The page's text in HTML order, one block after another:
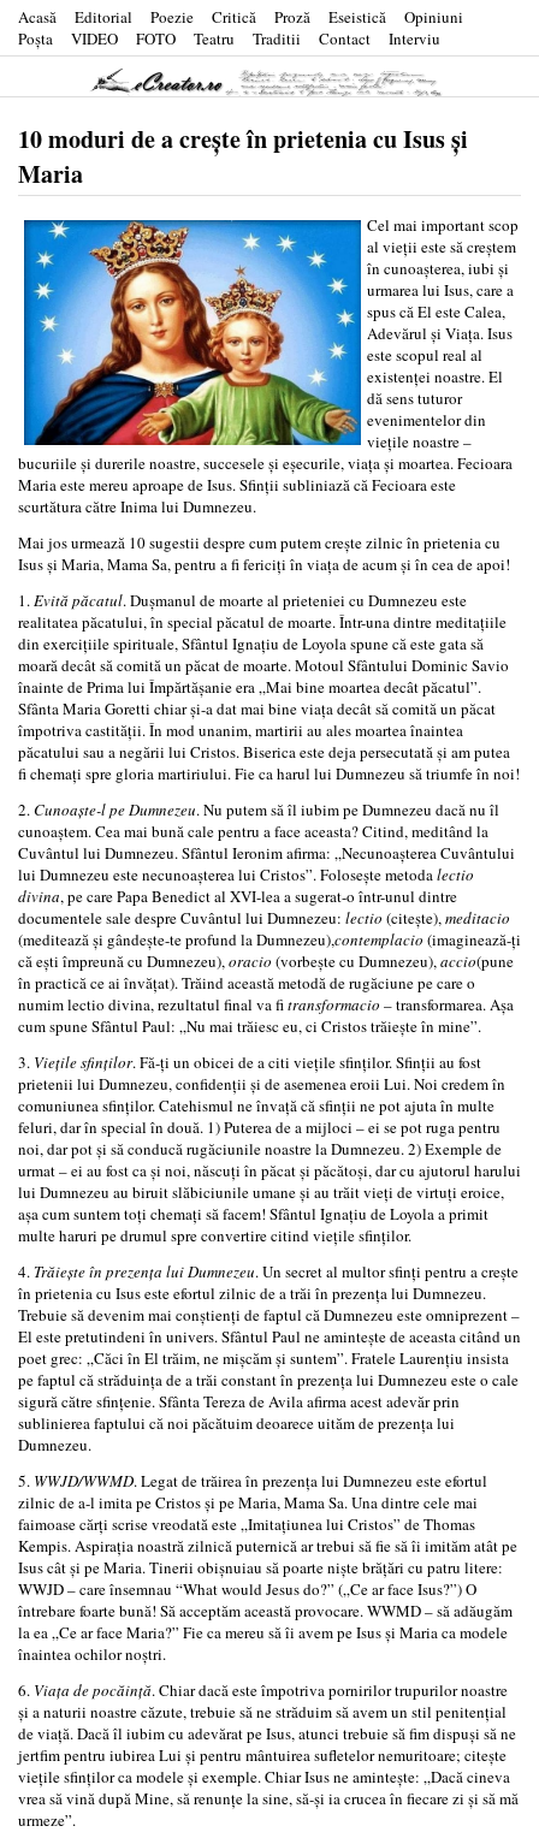
Acasă Editorial Poezie Critică Proză Eseistică
Opiniuni
Poşta
VIDEO FOTO Teatru Traditii Contact Interviu
10 moduri de a crește în prietenia cu Isus și
Maria
Cel mai important scop
al vieții este să creștem
în cunoașterea, iubi și
urmarea lui Isus, care a
spus că El este Calea,
Adevărul și Viața. Isus
este scopul real al
existenței noastre. El
dă sens tuturor
evenimentelor din
viețile noastre –
bucuriile și durerile noastre, succesele și eșecurile, viața și moartea. Fecioara
Maria este mereu aproape de Isus. Sfinții subliniază că Fecioara este
scurtătura către Inima lui Dumnezeu.
Mai jos urmează 10 sugestii despre cum putem crește zilnic în prietenia cu
Isus și Maria, Mama Sa, pentru a fi fericiți în viața de acum și în cea de apoi!
1.Evită păcatul. Dușmanul de moarte al prieteniei cu Dumnezeu este
realitatea păcatului, în special păcatul de moarte. Într-una dintre meditațiile
din exercițiile spirituale, Sfântul Ignațiu de Loyola spune că este gata să
moară decât să comită un păcat de moarte. Motoul Sfântului Dominic Savio
înainte de Prima lui Împărtășanie era „Mai bine moartea decât păcatul”.
Sfânta Maria Goretti chiar și-a dat mai bine viața decât să comită un păcat
împotriva castității. În mod unanim, martirii au ales moartea înaintea
păcatului sau a negării lui Cristos. Biserica este deja persecutată și am putea
fi chemați spre gloria martiriului. Fie ca harul lui Dumnezeu să triumfe în noi!
2.Cunoaște-l pe Dumnezeu. Nu putem să îl iubim pe Dumnezeu dacă nu îl
cunoaștem. Cea mai bună cale pentru a face aceasta? Citind, meditând la
Cuvântul lui Dumnezeu. Sfântul Ieronim afirma: „Necunoașterea Cuvântului
lui Dumnezeu este necunoașterea lui Cristos”. Folosește metodalectio
divina, pe care Papa Benedict al XVI-lea a sugerat-o într-unul dintre
documentele sale despre Cuvântul lui Dumnezeu: lectio (citește),meditacio
(meditează și gândește-te profund la Dumnezeu),contemplacio (imaginează-ți
că ești împreună cu Dumnezeu),oracio (vorbește cu Dumnezeu),accio(pune
în practică ce ai învățat). Trăind această metodă de rugăciune pe care o
numim lectio divina, rezultatul final va fitransformacio – transformarea. Așa
cum spune Sfântul Paul: „Nu mai trăiesc eu, ci Cristos trăiește în mine”.
3. Viețile sfinților. Fă-ți un obicei de a citi viețile sfinților. Sfinții au fost
prietenii lui Dumnezeu, confidenții și de asemenea eroii Lui. Noi credem în
comuniunea sfinților. Catehismul ne învață că sfinții ne pot ajuta în multe
feluri, dar în special în două. 1) Puterea de a mijloci – ei se pot ruga pentru
noi, dar pot și să conducă rugăciunile noastre la Dumnezeu. 2) Exemple de
urmat – ei au fost ca și noi, născuți în păcat și păcătoși, dar cu ajutorul harului
lui Dumnezeu au biruit slăbiciunile umane și au trăit vieți de virtuți eroice,
așa cum suntem toți chemați să facem! Sfântul Ignațiu de Loyola a primit
multe haruri pe drumul spre convertire citind viețile sfinților.
4. Trăiește în prezența lui Dumnezeu. Un secret al multor sfinți pentru a crește
în prietenia cu Isus este efortul zilnic de a trăi în prezența lui Dumnezeu.
Trebuie să devenim mai conștienți de faptul că Dumnezeu este omniprezent –
El este pretutindeni în univers. Sfântul Paul ne amintește de aceasta citând un
poet grec: „Căci în El trăim, ne mișcăm și suntem”. Fratele Laurențiu insista
pe faptul că străduința de a trăi constant în prezența lui Dumnezeu este o cale
sigură către sfințenie. Sfânta Tereza de Avila afirma acest adevăr prin
sublinierea faptului că noi păcătuim deoarece uităm de prezența lui
Dumnezeu.
5. WWJD/WWMD. Legat de trăirea în prezența lui Dumnezeu este efortul
zilnic de a-l imita pe Cristos și pe Maria, Mama Sa. Una dintre cele mai
faimoase cărți scrise vreodată este „Imitațiunea lui Cristos” de Thomas
Kempis. Aspirația noastră zilnică puternică ar trebui să fie să îi imităm atât pe
Isus cât și pe Maria. Tinerii obișnuiau să poarte niște brățări cu patru litere:
WWJD – care însemnau “What would Jesus do?” („Ce ar face Isus?”) O
întrebare foarte bună! Să acceptăm această provocare. WWMD – să adăugăm
la ea „Ce ar face Maria?” Fie ca mereu să îi avem pe Isus și Maria ca modele
înaintea ochilor noștri.
6. Viața de pocăință. Chiar dacă este împotriva pornirilor trupurilor noastre
și a naturii noastre căzute, trebuie să ne străduim să avem un stil penitențial
de viață. Dacă îl iubim cu adevărat pe Isus, atunci trebuie să fim dispuși să ne
jertfim pentru iubirea Lui și pentru mântuirea sufletelor nemuritoare; citește
viețile sfinților ca modele și exemple. Chiar Isus ne amintește: „Dacă cineva
vrea să vină după Mine, să renunțe la sine, să-și ia crucea în fiecare zi și să mă
urmeze”.